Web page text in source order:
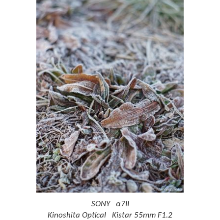
SONY α7II
Kinoshita Optical Kistar 55mm F1.2